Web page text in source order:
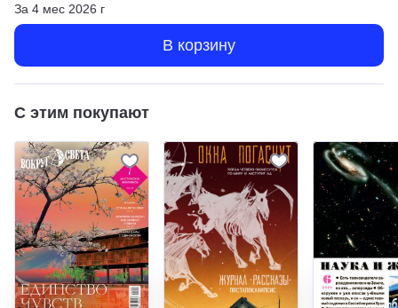
За 4 мес 2026 г
В корзину
С этим покупают